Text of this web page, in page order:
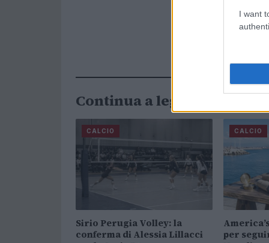
I want
Continua a leggere
CALCIO
Sirio Perugia Volley: la
conferma di Alessia Lillacci
CALCIO
per